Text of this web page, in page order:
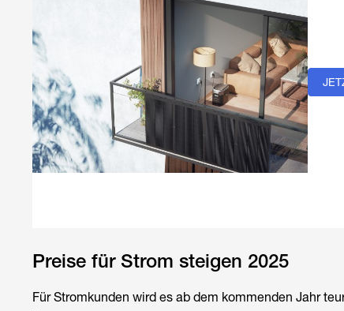
Preise für Strom steigen 2025
Für Stromkunden wird es ab dem kommenden Jahr